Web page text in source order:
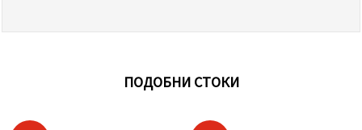
ПОДОБНИ СТОКИ